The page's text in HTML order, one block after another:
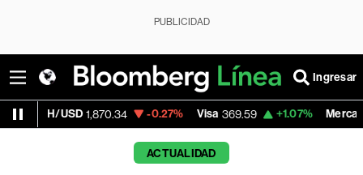
PUBLICIDAD
Ingresar
1,870.34 -0.27% Visa 369.59 +1.07% MercadoLibre
ACTUALIDAD